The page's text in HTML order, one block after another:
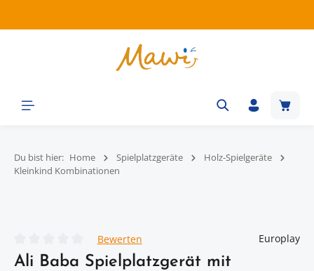
Du bist hier: Home Spielplatzgeräte
Holz-Spielgeräte
Kleinkind Kombinationen
Durchschnittliche Bewertung von 0 von 5 Sternen
Bewerten Europlay
Ali Baba Spielplatzgerät mit